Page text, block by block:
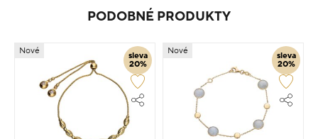
PODOBNÉ PRODUKTY
sleva
20%
Nové
sleva
20%
Nové